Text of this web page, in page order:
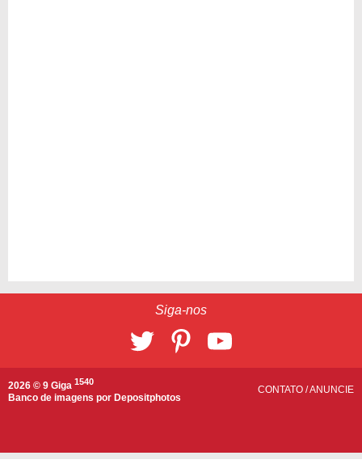
Siga-nos
2026 © 9 Giga 1540
Banco de imagens por Depositphotos
CONTATO /ANUNCIE